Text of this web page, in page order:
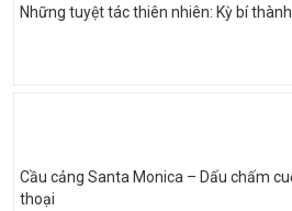
Những tuyệt tác thiên nhiên: Kỳ bí
Cầu cảng Santa Monica – Dấu chấm
thoại